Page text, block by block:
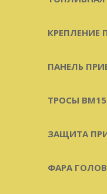
КРЕПЛЕНИЕ
ПАНЕЛЬ
ТРОСЫ
ЗАЩИТА
ФАРА